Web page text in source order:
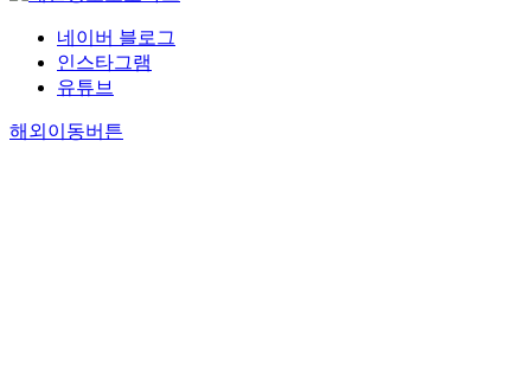
네이버 블로그
인스타그램
유튜브
해외이동버튼